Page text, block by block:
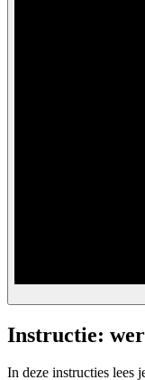
Instructie:
In deze instructies lees